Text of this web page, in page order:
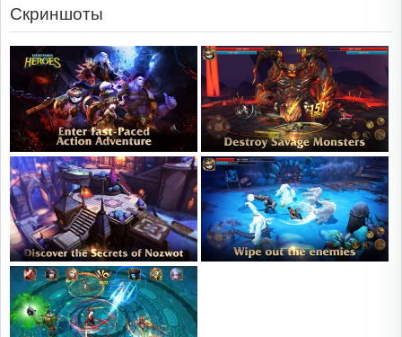
Скриншоты